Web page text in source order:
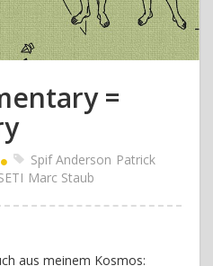
=
Spif Anderson Patrick
Marc Staub
aus meinem Kosmos: